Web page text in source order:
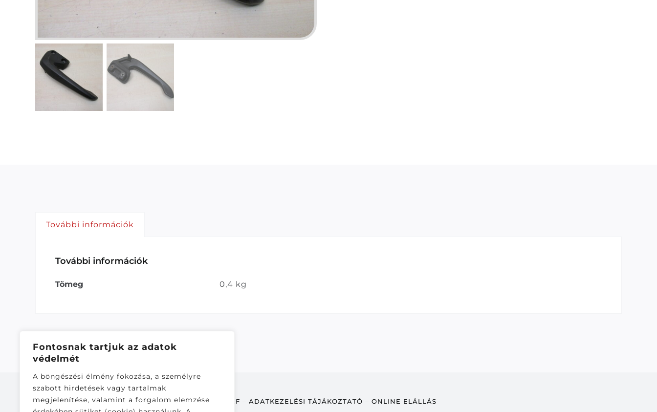
Fontosnak tartjuk az adatok
védelmét
A böngészési élmény fokozása, a személyre
szabott hirdetések vagy tartalmak
megjelenítése, valamint a forgalom elemzése
További információk
További információk
Tömeg 0,4 kg
ÁSZF – ADATKEZELÉSI TÁJÁKOZTATÓ – ONLINE ELÁLLÁS